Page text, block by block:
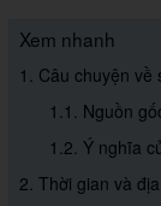
Xem nhanh
1. Câu chuyện về
1.1. Nguồn
1.2. Ý nghĩa
2. Thời gian và